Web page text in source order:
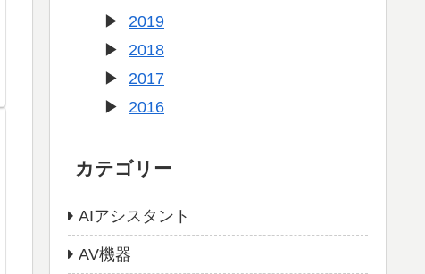
2019
2018
2017
2016
カテゴリー
AIアシスタント
AV機器